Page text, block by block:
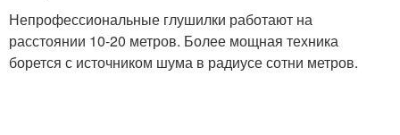
Непрофессиональные глушилки работают на
расстоянии 10-20 метров. Более мощная техника
борется с источником шума в радиусе сотни метров.